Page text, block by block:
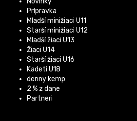
Prípravka
Mladší minižiaci U11
Starší minižiaci U12
Mladší žiaci U13
Žiaci U14
Starší žiaci U16
Kadeti U18
denny kemp
2 % z dane
Partneri